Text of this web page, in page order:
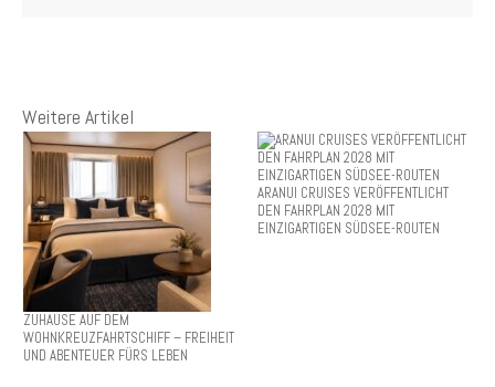
Weitere Artikel
ZUHAUSE AUF DEM
WOHNKREUZFAHRTSCHIFF – FREIHEIT
UND ABENTEUER FÜRS LEBEN
ARANUI CRUISES VERÖFFENTLICHT
DEN FAHRPLAN 2028 MIT
EINZIGARTIGEN SÜDSEE-ROUTEN